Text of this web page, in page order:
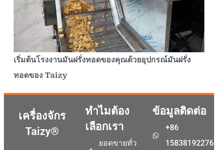
เริ่มต้นโรงงานมันฝรั่งทอดของคุณด้วยอุปกรณ์มันฝรั่ง
ทอดของ Taizy
เครื่องจักร
Taizy®
ทำไมต้อง
เลือกเรา
ยอดขายทั่ว
ข้อมูลติดต่อ
+86
15838192276